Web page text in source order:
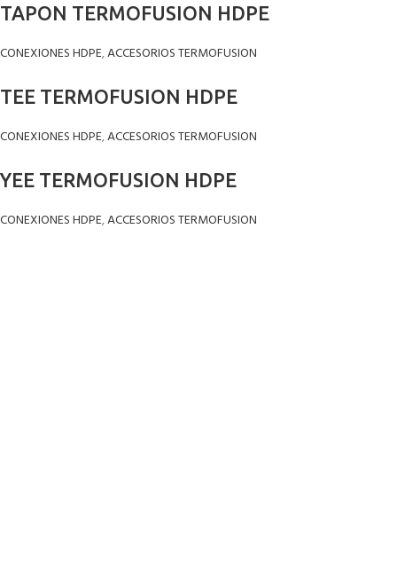
TAPON TERMOFUSION HDPE
CONEXIONES HDPE,ACCESORIOS TERMOFUSION
TEE TERMOFUSION HDPE
CONEXIONES HDPE,ACCESORIOS TERMOFUSION
YEE TERMOFUSION HDPE
CONEXIONES HDPE,ACCESORIOS TERMOFUSION